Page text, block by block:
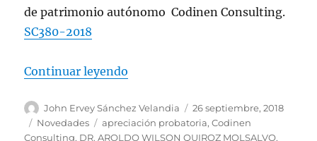
de patrimonio autónomo Codinen Consulting.
SC380-2018
Continuar leyendo
Autor
John Ervey Sánchez Velandia
Publicado
el
26 septiembre, 2018
Categorías
Novedades Etiquetas
apreciación probatoria,Codinen
Consulting, DR. AROLDO WILSON QUIROZ MOLSALVO,